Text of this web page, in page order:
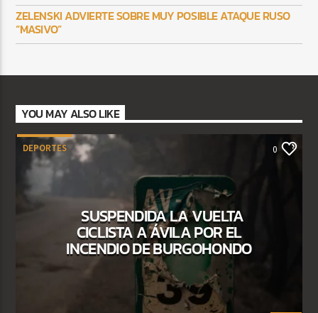
ZELENSKI ADVIERTE SOBRE MUY POSIBLE ATAQUE RUSO
“MASIVO”
YOU MAY ALSO LIKE
DEPORTES 0
SUSPENDIDA LA VUELTA
CICLISTA A ÁVILA POR EL
INCENDIO DE BURGOHONDO